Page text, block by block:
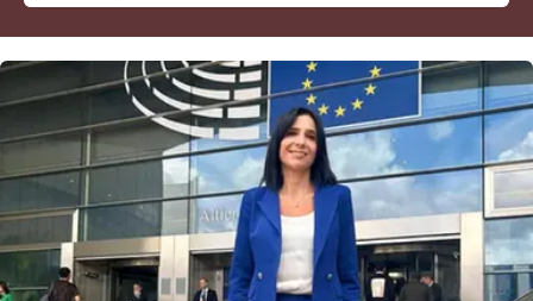
Cronaca
Cultura
Economia e Lavoro
Politica